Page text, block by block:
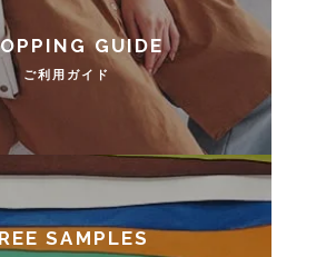
ご利用ガイド